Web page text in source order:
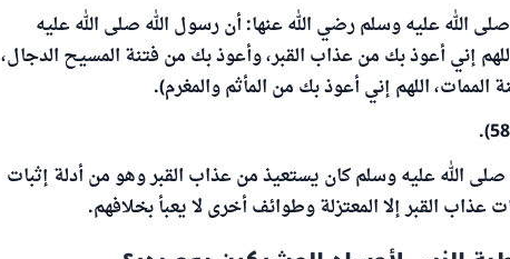
الله عليه وسلم رضي الله عنها: أن رسول الله صلى الله عليه
إني أعوذ بك من عذاب القبر، وأعوذ بك من فتنة المسيح الدجال،
اللهم إني أعوذ بك من المأثم والمغرم).
الله عليه وسلم كان يستعيذ من عذاب القبر وهو من أدلة إثبات
عذاب القبر إلا المعتزلة وطوائف أخرى لا يعبأ بخلافهم.